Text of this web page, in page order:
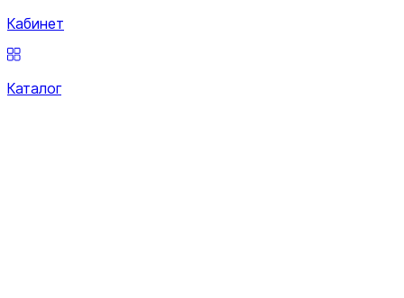
Кабинет
Каталог